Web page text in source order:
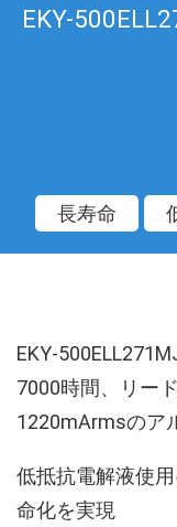
EKY-
長寿命
EKY-
7000時間、リー
1220mArmsのア
低抵抗電解液使
命化を実現